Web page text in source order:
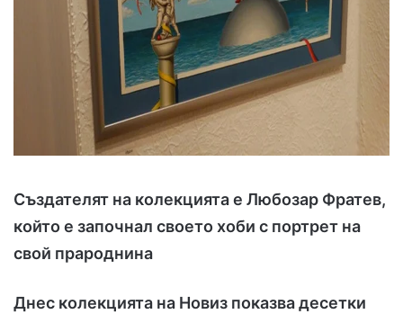
Създателят на колекцията е Любозар Фратев,
който е започнал своето хоби с портрет на
свой прароднина
Днес колекцията на Новиз показва десетки